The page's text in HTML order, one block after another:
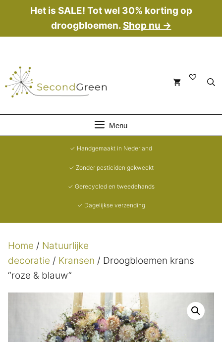
de
Het is SALE! Tot wel 30% korting op
droogbloemen. Shop nu →
Menu
✓ Handgemaakt in Nederland
✓ Zonder pesticiden gekweekt
✓ Gerecycled en tweedehands
✓ Dagelijkse verzending
Home / Natuurlijke
decoratie / Kransen / Droogbloemen krans
“roze & blauw”